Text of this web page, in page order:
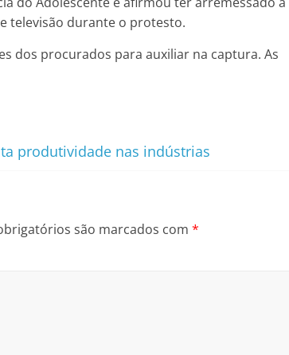
televisão durante o protesto.
dos procurados para auxiliar na captura. As
produtividade nas indústrias
são marcados com *